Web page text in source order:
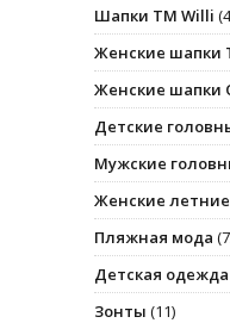
Шапки ТМ Willi
Женские шапки
Женские шапки
Детские
Мужские
Женские
Пляжная мода
Детская
Зонты (11)